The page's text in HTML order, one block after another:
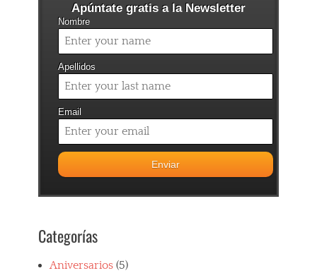
6
,
Apúntate gratis a la Newsletter
Nombre
Apellidos
Email
Categorías
Aniversarios (5)